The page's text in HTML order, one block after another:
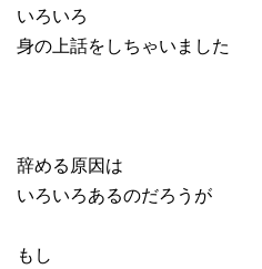
いろいろ
身の上話をしちゃいました
辞める原因は
いろいろあるのだろうが
もし